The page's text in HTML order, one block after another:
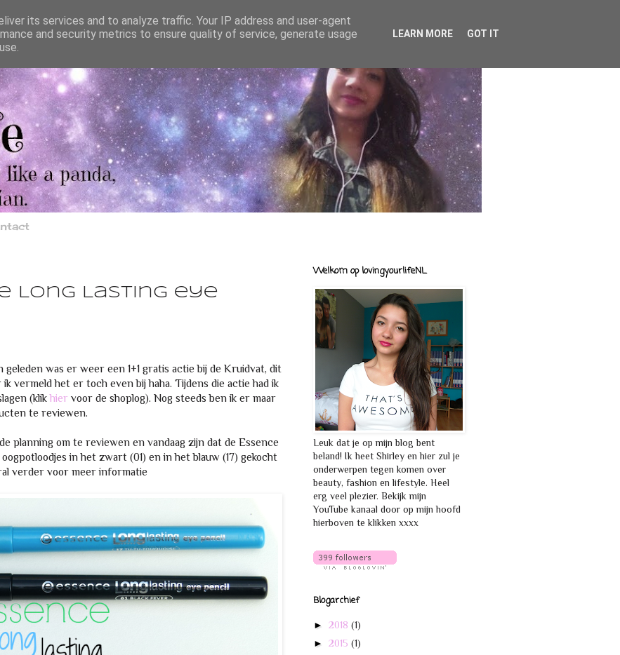
Long Lasting eye
geleden was er weer een 1+1 gratis actie bij de Kruidvat, dit
vermeld het er toch even bij haha. Tijdens die actie had ik
(klikhier voor de shoplog). Nog steeds ben ik er maar
te reviewen.
planning om te reviewen en vandaag zijn dat de Essence
in het zwart (01) en in het blauw (17) gekocht
verder voor meer informatie
Welkom op lovingyourlifeNL
Leuk dat je op mijn blog bent
beland! Ik heet Shirley en hier zul je
onderwerpen tegen komen over
beauty, fashion en lifestyle. Heel
erg veel plezier. Bekijk mijn
YouTube kanaal door op mijn hoofd
hierboven te klikken xxxx
Blogarchief
► 2018 (1)
► 2015 (1)
its services and to analyze traffic. Your IP address and user-agent
and security metrics to ensure quality of service, generate usage
LEARN MORE GOT IT